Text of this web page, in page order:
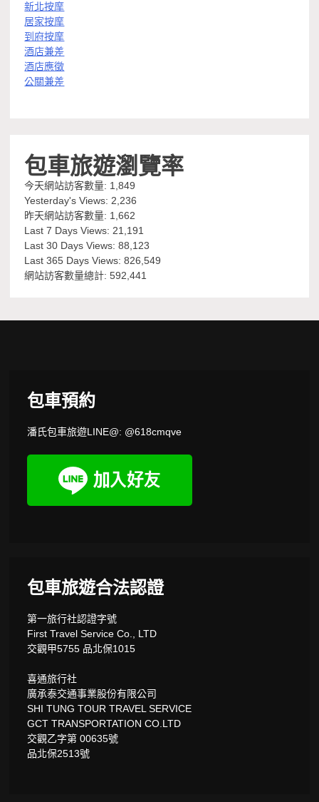
新北按摩
居家按摩
到府按摩
酒店兼差
酒店應徵
公關兼差
包車旅遊瀏覽率
今天網站訪客數量: 1,849
Yesterday's Views: 2,236
昨天網站訪客數量: 1,662
Last 7 Days Views: 21,191
Last 30 Days Views:88,123
Last 365 Days Views:826,549
網站訪客數量總計:592,441
包車預約
潘氏包車旅遊LINE@: @618cmqve
包車旅遊合法認證
第一旅行社認證字號
First Travel Service Co., LTD
交觀甲5755 品北保1015
喜通旅行社
廣承泰交通事業股份有限公司
SHI TUNG TOUR TRAVEL SERVICE
GCT TRANSPORTATION CO.LTD
交觀乙字第 00635號
品北保2513號